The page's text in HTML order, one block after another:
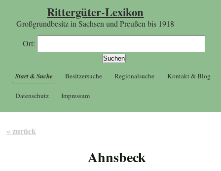
Rittergüter-Lexikon
Großgrundbesitz in Sachsen und Preußen bis 1918
Ort:
Start & Suche Besitzersuche Regionalsuche Kontakt & Blog
Datenschutz Impressum
« zurück
Ahnsbeck